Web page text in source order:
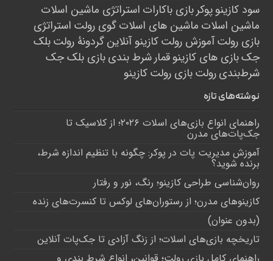
سود کازینوپوکربازی باکارات استراتژی ماشین اسلات
ماشین اسلات ماشین های اسلاتگوی رولت استراتژی
بازی رولتآموزش رولتکازینو آنلاینگردونۀ رولتبلک
جکبازی های کازینوقمارشرط بندیبازی بلک جک
شرط‌بندیرولتبازی رولتکازینو
نوشته‌های تازه
راهنمای انواع بازی‌های اسلات ۲۰۲۶؛ از کلاسیک تا
جک‌پات‌های مدرن
آموزش مدیریت پات در پوکر: چگونه با تنظیم اندازه شرط،
برنده شوید؟
روان‌شناسی طراحی کازینو؛ رنگ، نور و رفتار
کازینوهای مدرن؛ از رستوران‌های لوکس تا کنسرت‌های زنده
(بدون عنوان)
تاریخچه بازی‌های اسلات؛ از زنگ آزادی تا جک‌پات‌ آنلاین